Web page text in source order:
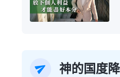
神的国度